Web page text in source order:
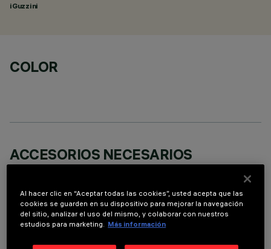
iGuzzini
COLOR
ACCESORIOS NECESARIOS
Al hacer clic en “Aceptar todas las cookies”, usted acepta que las
cookies se guarden en su dispositivo para mejorar la navegación
del sitio, analizar el uso del mismo, y colaborar con nuestros
estudios para marketing.
Más información